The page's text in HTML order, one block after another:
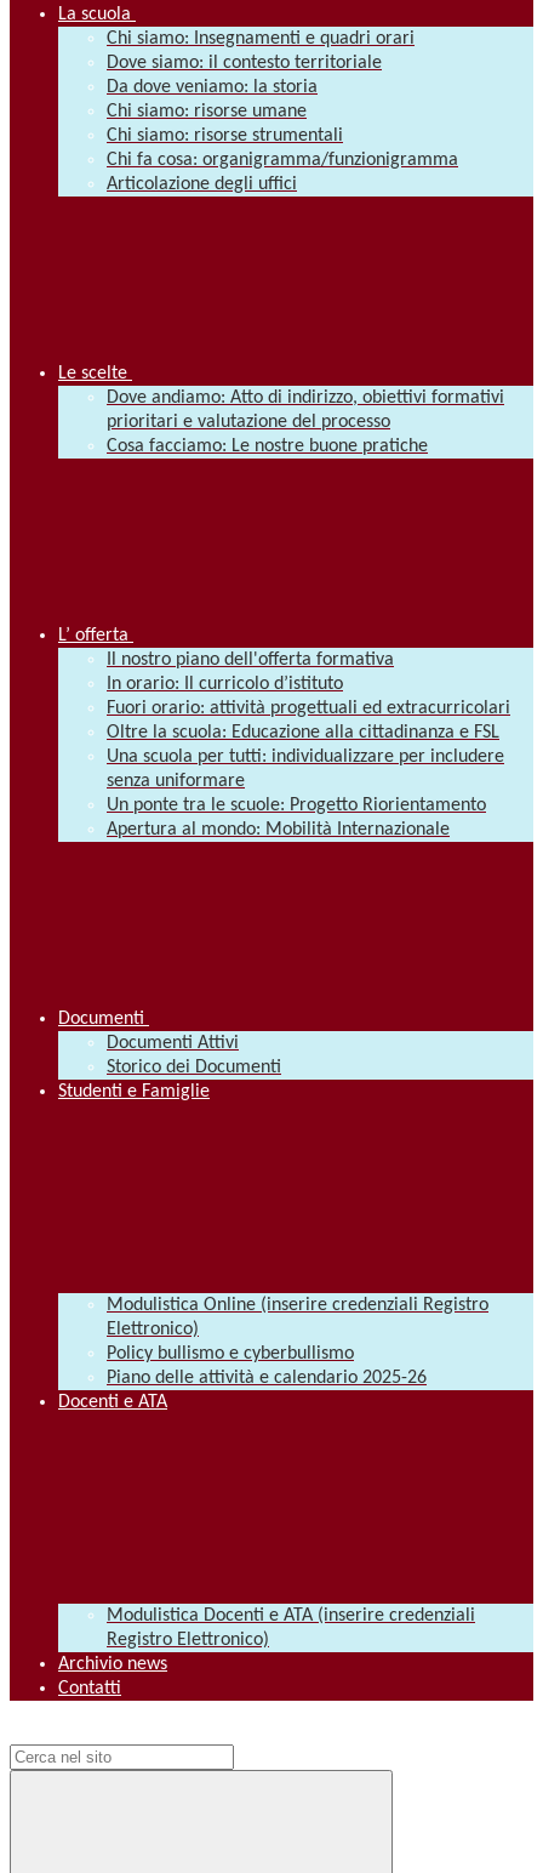
La scuola
Chi siamo: Insegnamenti e quadri orari
Dove siamo: il contesto territoriale
Da dove veniamo: la storia
Chi siamo: risorse umane
Chi siamo: risorse strumentali
Chi fa cosa: organigramma/funzionigramma
Articolazione degli uffici
Le scelte
Dove andiamo: Atto di indirizzo, obiettivi formativi
prioritari e valutazione del processo
Cosa facciamo: Le nostre buone pratiche
L’ offerta
Il nostro piano dell'offerta formativa
In orario: Il curricolo d’istituto
Fuori orario: attività progettuali ed extracurricolari
Oltre la scuola: Educazione alla cittadinanza e FSL
Una scuola per tutti: individualizzare per includere
senza uniformare
Un ponte tra le scuole: Progetto Riorientamento
Apertura al mondo: Mobilità Internazionale
Documenti
Documenti Attivi
Storico dei Documenti
Studenti e Famiglie
Modulistica Online (inserire credenziali Registro
Elettronico)
Policy bullismo e cyberbullismo
Piano delle attività e calendario 2025-26
Docenti e ATA
Modulistica Docenti e ATA (inserire credenziali
Registro Elettronico)
Archivio news
Contatti